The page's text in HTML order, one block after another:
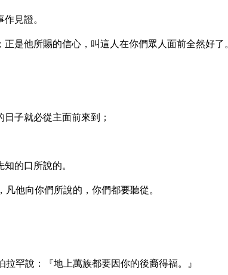
見證。
是他所賜的信心，叫這人在你們眾人面前全然好了。
子就必從主面前來到；
的口所說的。
他向你們所說的，你們都要聽從。
罕說：『地上萬族都要因你的後裔得福。』